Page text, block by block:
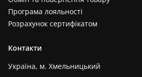
Програма лояльності
Розрахунок сертифікатом
Контакти
Україна, м. Хмельницький